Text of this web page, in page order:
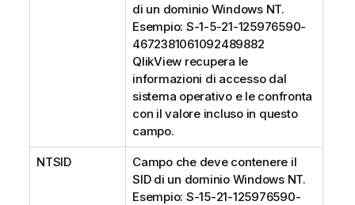
di un dominio Windows NT.
Esempio: S-1-5-21-125976590-
4672381061092489882
QlikView recupera le
informazioni di accesso dal
sistema operativo e le confronta
con il valore incluso in questo
campo.
NTSID
Campo che deve contenere il
SID di un dominio Windows NT.
Esempio: S-15-21-125976590-